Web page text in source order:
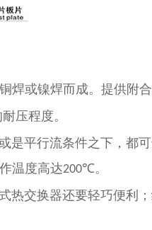
焊或镍焊而成。提供附
压程度。
平行流条件之下，都可
温度高达200℃。
热交换器还要轻巧便利